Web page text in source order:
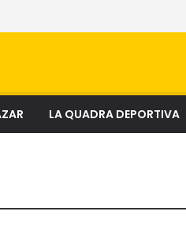
de Quito
LA QUADRA DEPORTIVA